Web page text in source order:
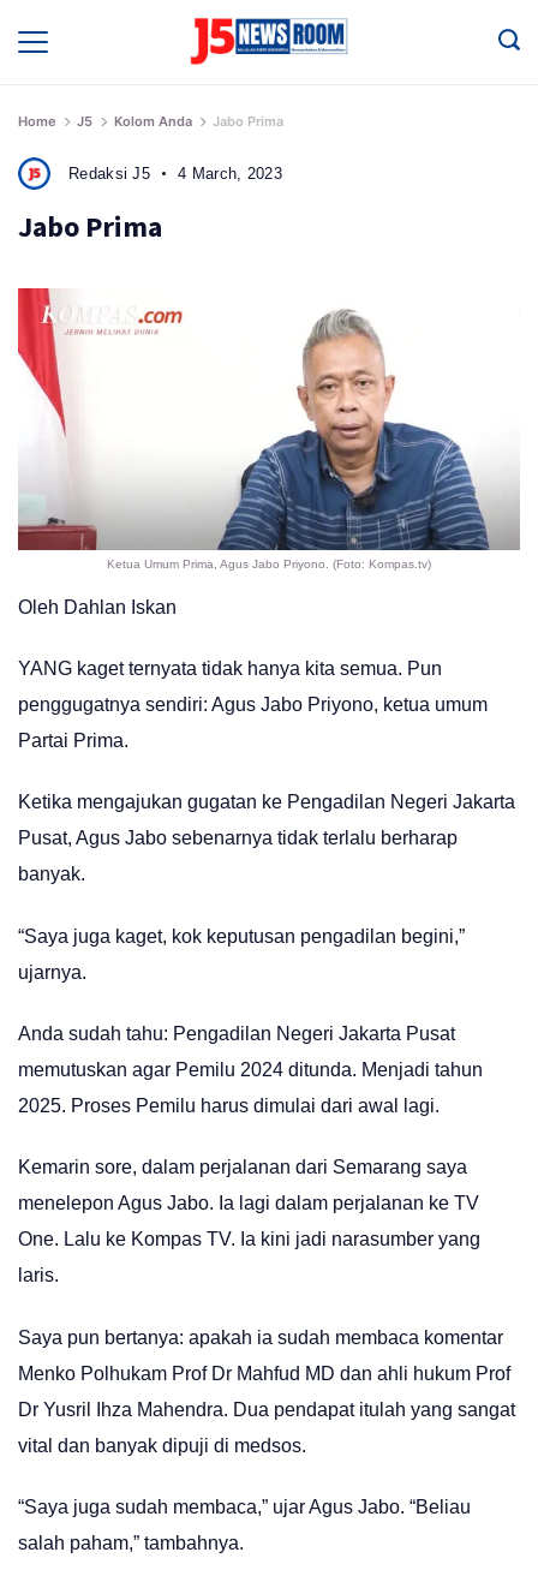
Home J5 Kolom Anda Jabo Prima
Redaksi J5 4 March, 2023
Jabo Prima
Ketua Umum Prima, Agus Jabo Priyono. (Foto: Kompas.tv)
Oleh Dahlan Iskan
YANG kaget ternyata tidak hanya kita semua. Pun
penggugatnya sendiri: Agus Jabo Priyono, ketua umum
Partai Prima.
Ketika mengajukan gugatan ke Pengadilan Negeri Jakarta
Pusat, Agus Jabo sebenarnya tidak terlalu berharap
banyak.
“Saya juga kaget, kok keputusan pengadilan begini,”
ujarnya.
Anda sudah tahu: Pengadilan Negeri Jakarta Pusat
memutuskan agar Pemilu 2024 ditunda. Menjadi tahun
2025. Proses Pemilu harus dimulai dari awal lagi.
Kemarin sore, dalam perjalanan dari Semarang saya
menelepon Agus Jabo. Ia lagi dalam perjalanan ke TV
One. Lalu ke Kompas TV. Ia kini jadi narasumber yang
laris.
Saya pun bertanya: apakah ia sudah membaca komentar
Menko Polhukam Prof Dr Mahfud MD dan ahli hukum Prof
Dr Yusril Ihza Mahendra. Dua pendapat itulah yang sangat
vital dan banyak dipuji di medsos.
“Saya juga sudah membaca,” ujar Agus Jabo. “Beliau
salah paham,” tambahnya.